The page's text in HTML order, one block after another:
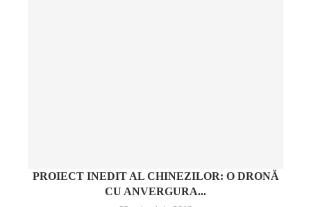
PROIECT INEDIT AL CHINEZILOR: O DRONĂ
CU ANVERGURA...